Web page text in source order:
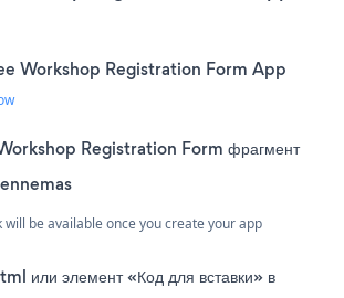
Workshop Registration Form App
Registration Form фрагмент
will be available once you create your app
или элемент «Код для вставки» в